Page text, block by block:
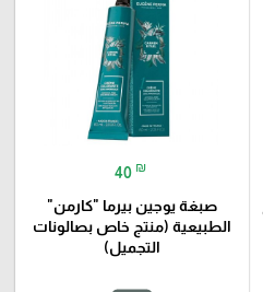
40 ₪
صبغة يوجين بيرما "كارمن"
الطبيعية (منتج خاص بصالونات
التجميل)